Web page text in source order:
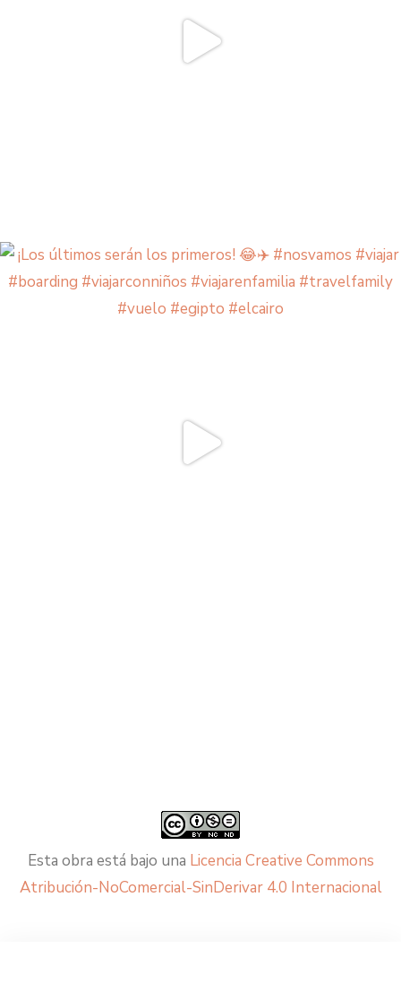
Esta obra está bajo una Licencia Creative Commons
Atribución-NoComercial-SinDerivar 4.0 Internacional